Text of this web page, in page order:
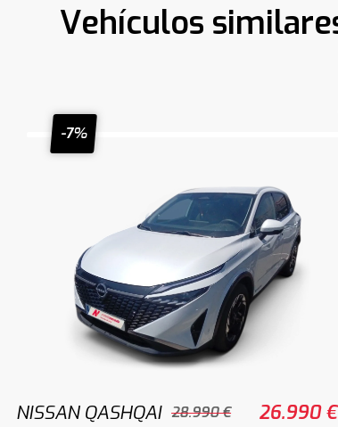
Vehículos
-7%
NISSAN QASHQAI 28.990 € 26.990 €